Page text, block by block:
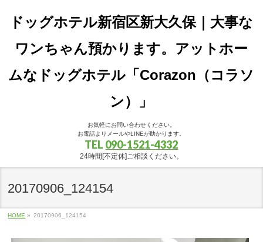
ドッグホテル新宿区新大久保｜大事な
ワンちゃん預かります。アットホー
ムなドッグホテル「Corazon（コラソ
ン）」
お気軽にお問い合わせください。
お電話よりメールやLINEが助かります。
TEL 090-1521-4332
24時間[不定休]ご相談ください。
20170906_124154
HOME » 20170906_124154